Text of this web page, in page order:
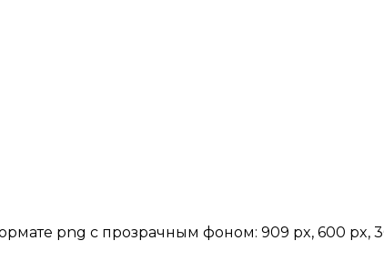
png с прозрачным фоном: 909 px, 600 px,